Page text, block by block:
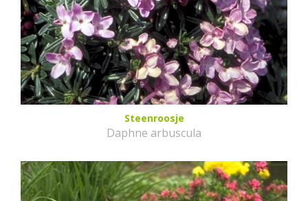
Steenroosje
Daphne arbuscula